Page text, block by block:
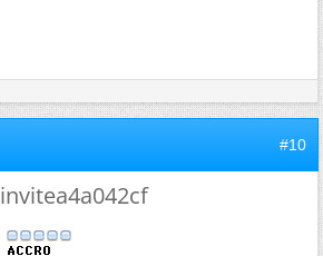
#10
invitea4a042cf